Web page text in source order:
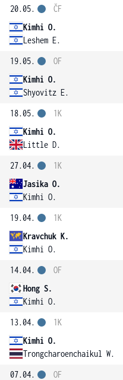
20.05.
Kimhi O.
Leshem E.
ČF
19.05.
Kimhi O.
Shyovitz E.
OF
18.05.
Kimhi O.
Little D.
1K
27.04.
Jasika O.
Kimhi O.
1K
19.04.
Kravchuk K.
Kimhi O.
1K
14.04.
Hong S.
Kimhi O.
OF
13.04.
Kimhi O.
Trongcharoenchaikul W.
1K
07.04.
OF